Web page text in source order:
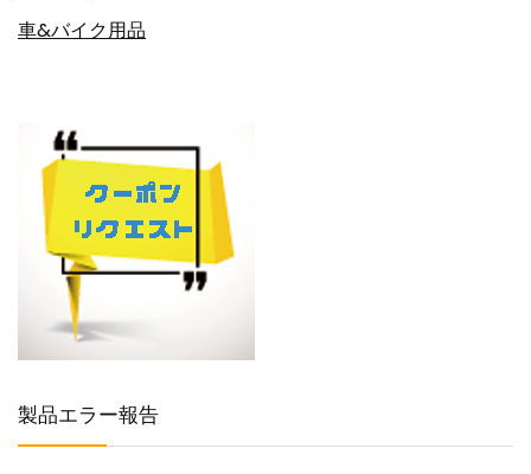
車&バイク用品
製品エラー報告